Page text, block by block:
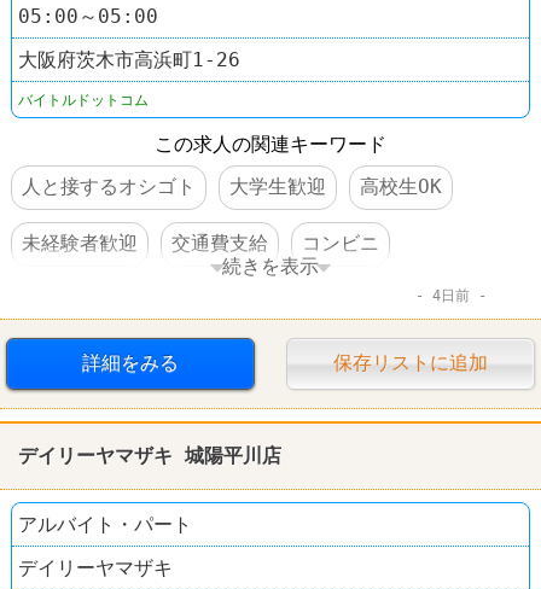
05:00～05:00
大阪府茨木市高浜町1‐26
バイトルドットコム
この求人の関連キーワード
人と接するオシゴト
大学生歓迎 高校生OK
未経験者歓迎 交通費支給 コンビニ
続きを表示
4日前
詳細をみる 保存リストに追加
デイリーヤマザキ 城陽平川店
アルバイト・パート
デイリーヤマザキ